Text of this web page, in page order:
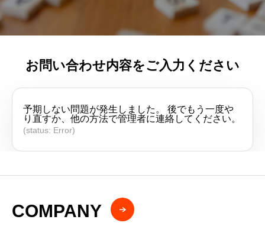
お問い合わせ内容をご入力ください
予期しない問題が発生しました。 後でもう一度や
り直すか、他の方法で管理者に連絡してください。
(status: Error)
COMPANY